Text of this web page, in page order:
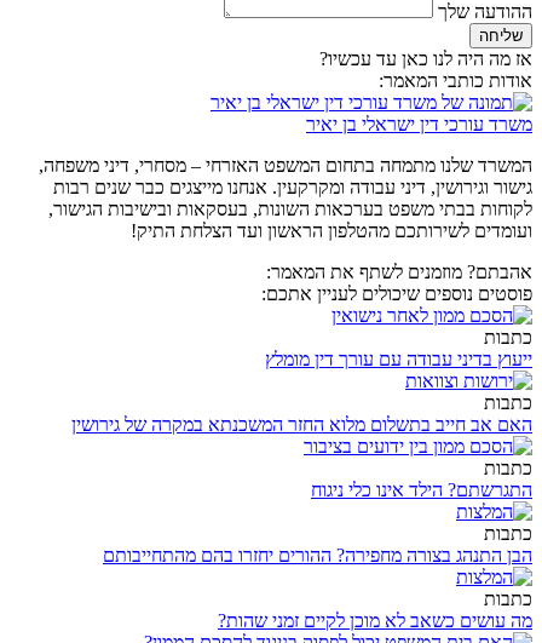
ההודעה שלך
שליחה
אז מה היה לנו כאן עד עכשיו?
אודות כותבי המאמר:
משרד עורכי דין ישראלי בן יאיר
המשרד שלנו מתמחה בתחום המשפט האזרחי – מסחרי, דיני משפחה,
גישור וגירושין, דיני עבודה ומקרקעין. אנחנו מייצגים כבר שנים רבות
לקוחות בבתי משפט בערכאות השונות, בעסקאות ובישיבות הגישור,
ועומדים לשירותכם מהטלפון הראשון ועד הצלחת התיק!
אהבתם? מוזמנים לשתף את המאמר:
פוסטים נוספים שיכולים לעניין אתכם:
כתבות
ייעוץ בדיני עבודה עם עורך דין מומלץ
כתבות
האם אב חייב בתשלום מלוא החזר המשכנתא במקרה של גירושין
כתבות
התגרשתם? הילד אינו כלי ניגוח
כתבות
הבן התנהג בצורה מחפירה? ההורים יחזרו בהם מהתחייבותם
כתבות
מה עושים כשאב לא מוכן לקיים זמני שהות?